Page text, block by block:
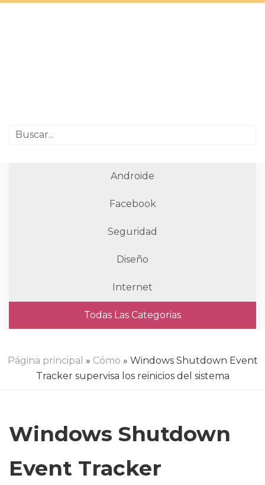
Androide
Facebook
Seguridad
Diseño
Internet
Todas Las Categorias
Página principal » Cómo » Windows Shutdown Event
Tracker supervisa los reinicios del sistema
Windows Shutdown
Event Tracker